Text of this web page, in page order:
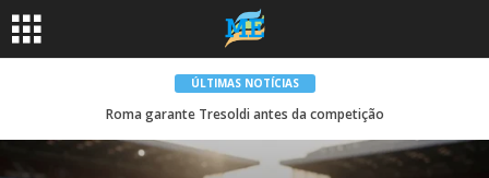
ÚLTIMAS NOTÍCIAS
Roma garante Tresoldi antes da competição